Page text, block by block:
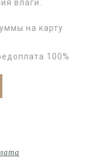
влаги.
на карту
100%